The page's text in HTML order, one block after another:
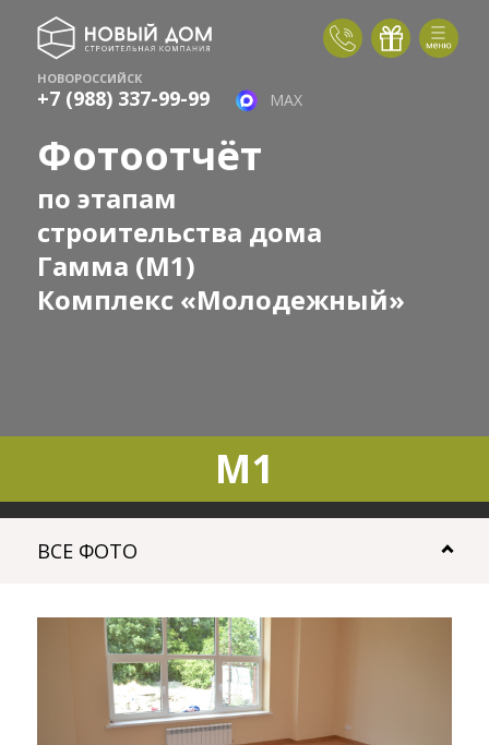
НОВОРОССИЙСК
+7 (988) 337-99-99 MAX
Фотоотчёт
по этапам
строительства дома
Гамма (М1)
Комплекс «Молодежный»
M1
ВСЕ ФОТО